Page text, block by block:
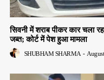
सिवनी में शराब पीकर कार चला
जब्त; कोर्ट में पेश हुआ मामला
SHUBHAM SHARMA -